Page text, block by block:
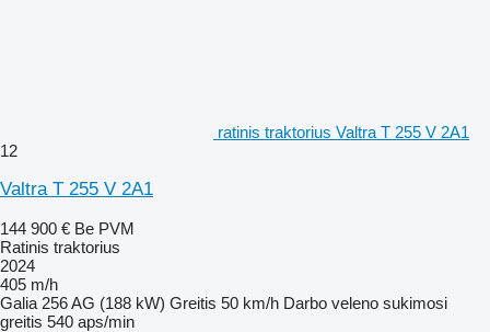
ratinis traktorius Valtra T 255 V 2A1
12
Valtra T 255 V 2A1
144 900 € Be PVM
Ratinis traktorius
2024
405 m/h
Galia 256 AG (188 kW) Greitis 50 km/h Darbo veleno sukimosi
greitis 540 aps/min